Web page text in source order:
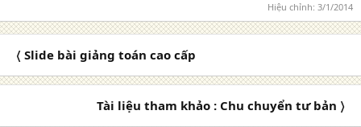
Hiệu chỉnh: 3/1/2014
〈 Slide bài giảng toán cao cấp
Tài liệu tham khảo : Chu chuyển tư bản 〉